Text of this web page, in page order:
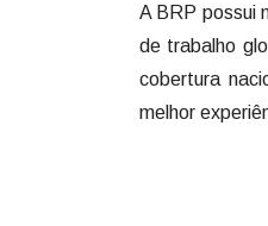
A BRP possui
de trabalho
cobertura
melhor